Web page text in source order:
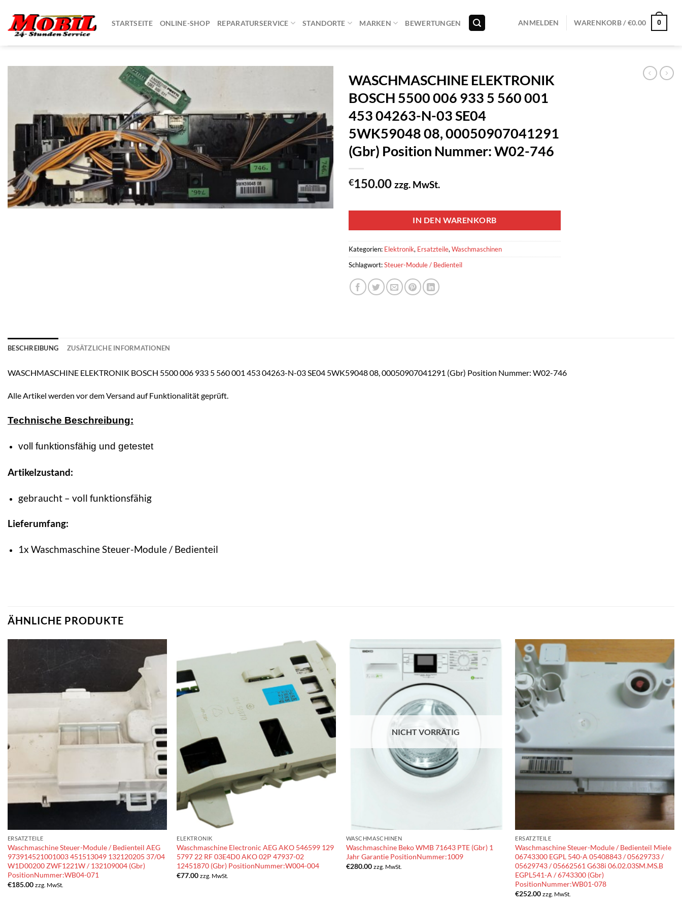
Inhalt
springen
STARTSEITE ONLINE-SHOP REPARATURSERVICE STANDORTE MARKEN BEWERTUNGEN ANMELDEN WARENKORB /€0.00 0
WASCHMASCHINE ELEKTRONIK
BOSCH 5500 006 933 5 560 001
453 04263-N-03 SE04
5WK59048 08, 00050907041291
(Gbr) Position Nummer: W02-746
€150.00 zzg. MwSt.
IN DEN WARENKORB
Kategorien: Elektronik, Ersatzteile, Waschmaschinen
Schlagwort:Steuer-Module / Bedienteil
BESCHREIBUNG ZUSÄTZLICHE INFORMATIONEN
WASCHMASCHINE ELEKTRONIK BOSCH 5500 006 933 5 560 001 453 04263-N-03 SE04 5WK59048 08, 00050907041291 (Gbr) Position Nummer: W02-746
Alle Artikel werden vor dem Versand auf Funktionalität geprüft.
Technische Beschreibung:
voll funktionsfähig und getestet
Artikelzustand:
gebraucht – voll funktionsfähig
Lieferumfang:
1x Waschmaschine Steuer-Module / Bedienteil
ÄHNLICHE PRODUKTE
ERSATZTEILE
Waschmaschine Steuer-Module / Bedienteil AEG
973914521001003 451513049 132120205 37/04
W1D00200 ZWF1221W / 132109004 (Gbr)
PositionNummer:WB04-071
€185.00 zzg. MwSt.
ELEKTRONIK
Waschmaschine Electronic AEG AKO 546599 129
5797 22 RF 03E4D0 AKO 02P 47937-02
12451870 (Gbr) PositionNummer:W004-004
€77.00 zzg. MwSt.
NICHT VORRÄTIG
WASCHMASCHINEN
Waschmaschine Beko WMB 71643 PTE (Gbr) 1
Jahr Garantie PositionNummer:1009
€280.00 zzg. MwSt.
ERSATZTEILE
Waschmaschine Steuer-Module / Bedienteil Miele
06743300 EGPL 540-A 05408843 / 05629733 /
05629743 / 05662561 G638i 06.02.03SM.MS.B
EGPL541-A / 6743300 (Gbr)
PositionNummer:WB01-078
€252.00 zzg. MwSt.